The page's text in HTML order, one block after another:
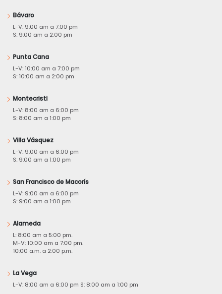
Bávaro
L-V: 9:00 am a 7:00 pm
S: 9:00 am a 2:00 pm
Punta Cana
L-V: 10:00 am a 7:00 pm
S: 10:00 am a 2:00 pm
Montecristi
L-V: 8:00 am a 6:00 pm
S: 8:00 am a 1:00 pm
Villa Vásquez
L-V: 9:00 am a 6:00 pm
S: 9:00 am a 1:00 pm
San Francisco de Macorís
L-V: 9:00 am a 6:00 pm
S: 9:00 am a 1:00 pm
Alameda
L: 8:00 am a 5:00 pm.
M-V: 10:00 am a 7:00 pm.
10:00 a.m. a 2:00 p.m.
La Vega
L-V: 8:00 am a 6:00 pm S: 8:00 am a 1:00 pm